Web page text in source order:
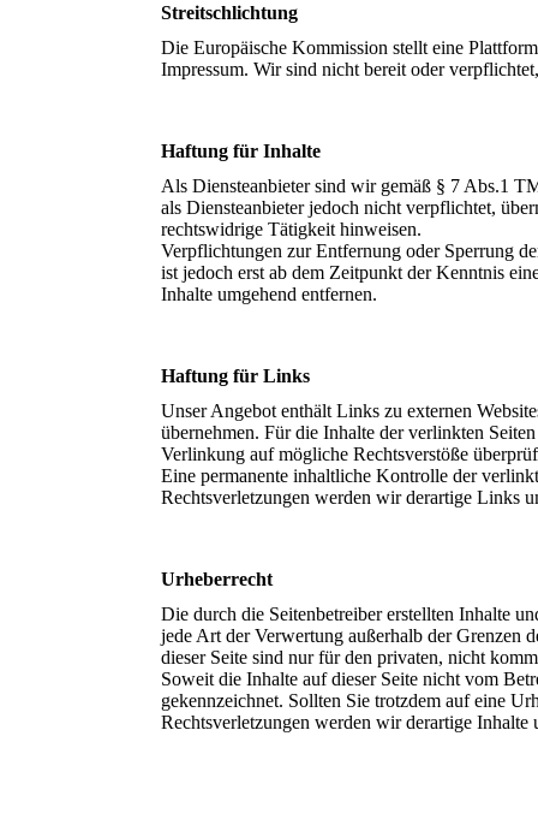
Streitschlichtung
Die Europäische Kommission stellt eine
Impressum. Wir sind nicht bereit oder
Haftung für Inhalte
Als Diensteanbieter sind wir gemäß § 7 Abs.1
als Diensteanbieter jedoch nicht verpflichtet,
rechtswidrige Tätigkeit hinweisen.
Verpflichtungen zur Entfernung oder Sperrung
ist jedoch erst ab dem Zeitpunkt der Kenntnis
Inhalte umgehend entfernen.
Haftung für Links
Unser Angebot enthält Links zu externen
übernehmen. Für die Inhalte der verlinkten
Verlinkung auf mögliche Rechtsverstöße
Eine permanente inhaltliche Kontrolle der
Rechtsverletzungen werden wir derartige Links
Urheberrecht
Die durch die Seitenbetreiber erstellten Inhalte
jede Art der Verwertung außerhalb der Grenzen
dieser Seite sind nur für den privaten, nicht
Soweit die Inhalte auf dieser Seite nicht vom
gekennzeichnet. Sollten Sie trotzdem auf eine
Rechtsverletzungen werden wir derartige Inhalte